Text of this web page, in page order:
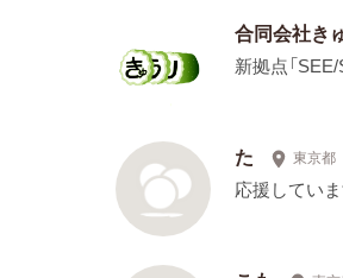
合同会社き
新拠点「
た 東京都
応援してい